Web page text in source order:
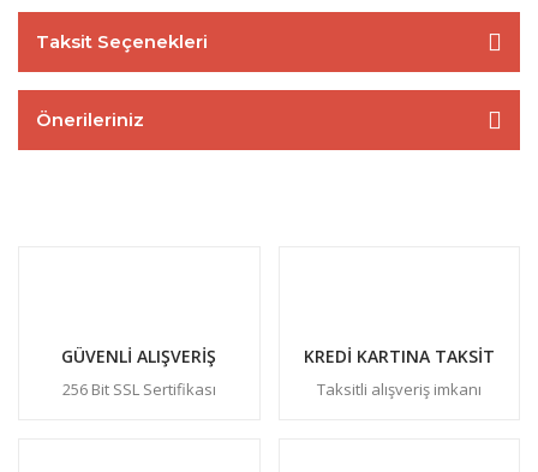
Taksit Seçenekleri
Önerileriniz
GÜVENLİ ALIŞVERİŞ
256 Bit SSL Sertifikası
KREDİ KARTINA TAKSİT
Taksitli alışveriş imkanı